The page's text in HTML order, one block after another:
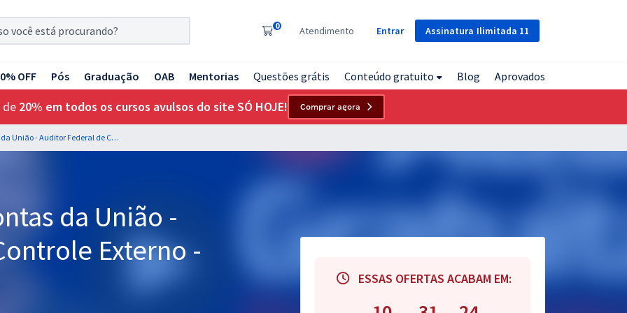
Assinatura Ilimitada 11
0 Atendimento Entrar
OFF Pós Graduação OAB Mentorias Questões grátis Conteúdo gratuito Blog Aprovados
de 20% em todos os cursos avulsos do site SÓ HOJE! Comprar agora
TCU - Tribunal de Contas da União - Auditor Federal de Controle Externo - Área Geral
da União -
Externo -
ESSAS OFERTAS ACABAM EM: